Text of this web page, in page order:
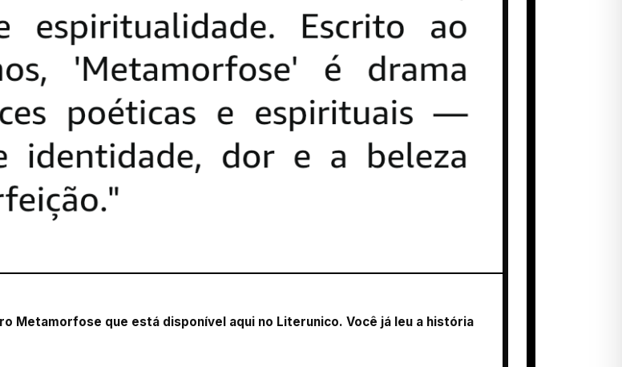
Metamorfose que está disponível aqui no Literunico. Você já leu a história